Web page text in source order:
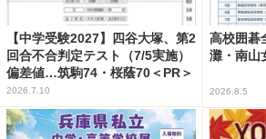
【中学受験2027】四谷大塚、第2
回合不合判定テスト（7/5実施）
偏差値…筑駒74・桜蔭70＜PR＞
2026.7.10
高校囲碁
灘・南山
2026.8.5